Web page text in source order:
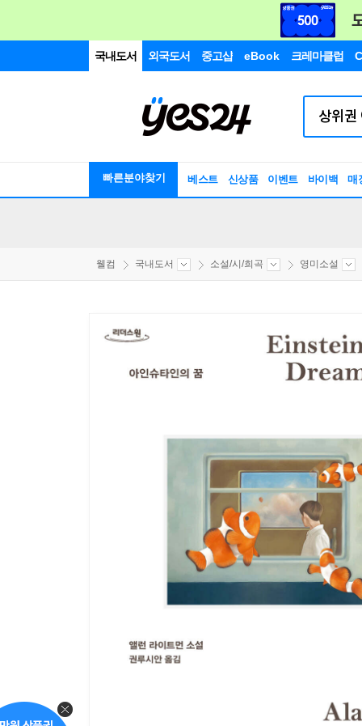
국내도서 외국도서 중고샵 eBook 크레마클럽
빠른분야찾기 베스트 신상품 이벤트 바이백 매
웰컴 국내도서 소설/시/희곡 영미소설